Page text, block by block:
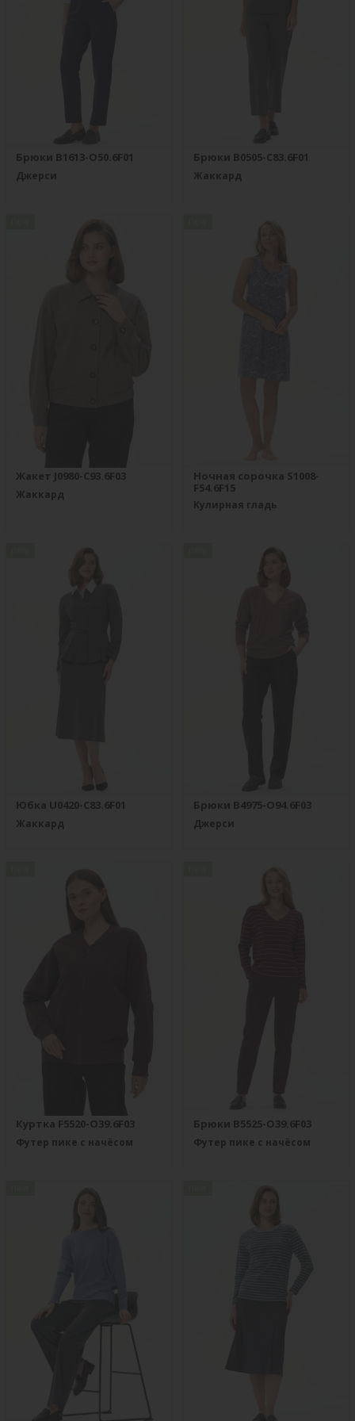
Брюки B1613-O50.6F01
Джерси
Брюки B0505-C83.6F01
Жаккард
Жакет J0980-C93.6F03
Жаккард
Ночная сорочка S1008-
F54.6F15
Кулирная гладь
Юбка U0420-C83.6F01
Жаккард
Брюки B4975-O94.6F03
Джерси
Куртка F5520-O39.6F03
Футер пике с начёсом
Брюки B5525-O39.6F03
Футер пике с начёсом